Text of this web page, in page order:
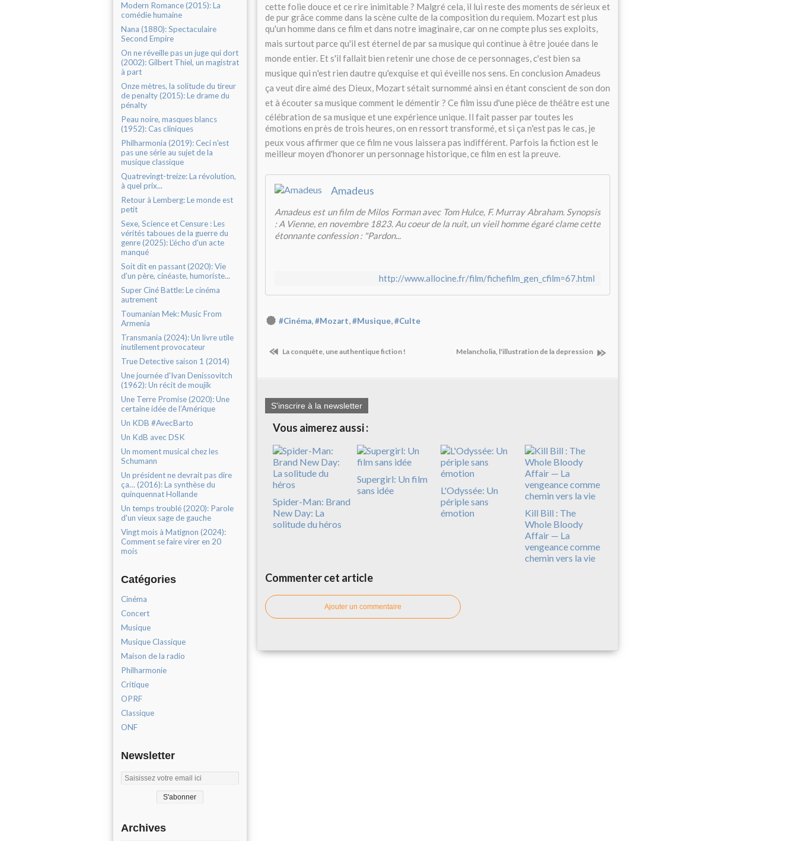
Modern Romance (2015): La
comédie humaine
Nana (1880): Spectaculaire
Second Empire
On ne réveille pas un juge qui dort
(2002): Gilbert Thiel, un magistrat
à part
Onze mètres, la solitude du tireur
de penalty (2015): Le drame du
pénalty
Peau noire, masques blancs
(1952): Cas cliniques
Philharmonia (2019): Ceci n'est
pas une série au sujet de la
musique classique
Quatrevingt-treize: La révolution,
à quel prix...
Retour à Lemberg: Le monde est
petit
Sexe, Science et Censure : Les
vérités taboues de la guerre du
genre (2025): L'écho d'un acte
manqué
Soit dit en passant (2020): Vie
d'un père, cinéaste, humoriste...
Super Ciné Battle: Le cinéma
autrement
Toumanian Mek: Music From
Armenia
Transmania (2024): Un livre utile
inutilement provocateur
True Detective saison 1 (2014)
Une journée d'Ivan Denissovitch
(1962): Un récit de moujik
Une Terre Promise (2020): Une
certaine idée de l’Amérique
Un KDB #AvecBarto
Un KdB avec DSK
Un moment musical chez les
Schumann
Un président ne devrait pas dire
ça… (2016): La synthèse du
quinquennat Hollande
Un temps troublé (2020): Parole
d'un vieux sage de gauche
Vingt mois à Matignon (2024):
Comment se faire virer en 20
mois
Catégories
Cinéma
Concert
Musique
Musique Classique
Maison de la radio
Philharmonie
Critique
OPRF
Classique
ONF
Newsletter
Archives
cette folie douce et ce rire inimitable ? Malgré cela, il lui reste des moments de sérieux et
de pur grâce comme dans la scène culte de la composition du requiem. Mozart est plus
qu'un homme dans ce film et dans notre imaginaire, car on ne compte plus ses exploits,
mais surtout parce qu'il est éternel de par sa musique qui continue à être jouée dans le
monde entier. Et s'il fallait bien retenir une chose de ce personnages, c'est bien sa
musique qui n'est rien dautre qu'exquise et qui éveille nos sens. En conclusion Amadeus
ça veut dire aimé des Dieux, Mozart sétait surnommé ainsi en étant conscient de son don
et à écouter sa musique comment le démentir ? Ce film issu d'une pièce de théâtre est une
célébration de sa musique et une expérience unique. Il fait passer par toutes les
émotions en près de trois heures, on en ressort transformé, et si ça n'est pas le cas, je
peux vous affirmer que ce film ne vous laissera pas indifférent. Parfois la fiction est le
meilleur moyen d'honorer un personnage historique, ce film en est la preuve.
Amadeus
Amadeus est un film de Milos Forman avec Tom Hulce, F. Murray Abraham. Synopsis
: A Vienne, en novembre 1823. Au coeur de la nuit, un vieil homme égaré clame cette
étonnante confession : "Pardon...
http://www.allocine.fr/film/fichefilm_gen_cfilm=67.html
#Cinéma,#Mozart,#Musique,#Culte
La conquête, une authentique fiction ! Melancholia, l'illustration de la depression
S'inscrire à la newsletter
Vous aimerez aussi :
Spider-Man: Brand
New Day: La
solitude du héros
Supergirl: Un film
sans idée
L'Odyssée: Un
périple sans
émotion
Kill Bill : The
Whole Bloody
Affair — La
vengeance comme
chemin vers la vie
Commenter cet article
Ajouter un commentaire